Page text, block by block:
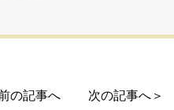
の記事へ 次の記事へ＞